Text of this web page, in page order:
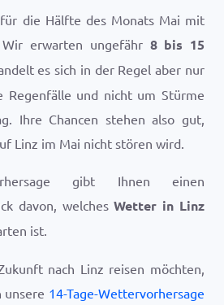
die Hälfte des Monats Mai mit
erwarten ungefähr 8 bis 15
es sich in der Regel aber nur
Regenfälle und nicht um Stürme
Ihre Chancen stehen also gut,
Linz im Mai nicht stören wird.
gibt Ihnen einen
davon, welchesWetter in Linz
ist.
nach Linz reisen möchten,
14-Tage-Wettervorhersage